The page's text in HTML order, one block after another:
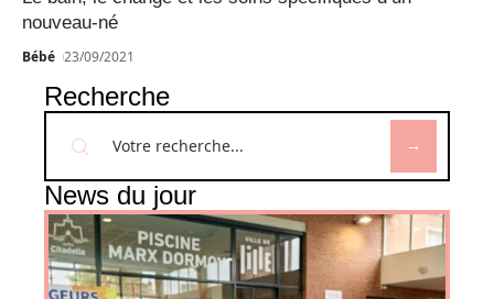
nouveau-né
Bébé 23/09/2021
Recherche
News du jour